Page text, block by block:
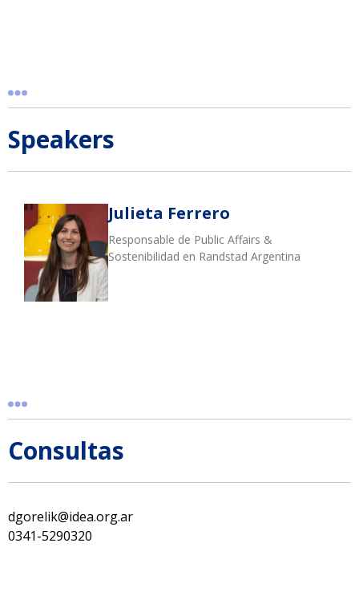
Speakers
Julieta Ferrero
Responsable de Public Affairs &
Sostenibilidad en Randstad Argentina
Consultas
dgorelik@idea.org.ar
0341-5290320